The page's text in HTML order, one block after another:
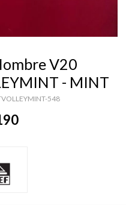
V20
- MINT
548